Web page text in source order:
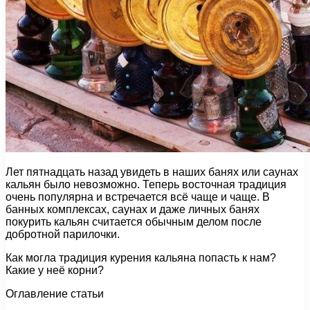
Лет пятнадцать назад увидеть в наших банях или саунах
кальян было невозможно. Теперь восточная традиция
очень популярна и встречается всё чаще и чаще. В
банных комплексах, саунах и даже личных банях
покурить кальян считается обычным делом после
добротной парилочки.
Как могла традиция курения кальяна попасть к нам?
Какие у неё корни?
Оглавление статьи